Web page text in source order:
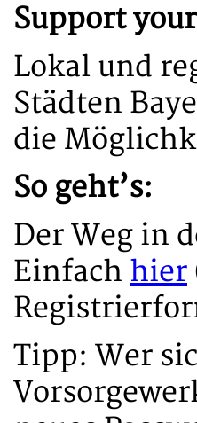
Support
Lokal und
Städten
die
So geht’s:
Der Weg in
Einfach hier
Tipp: Wer